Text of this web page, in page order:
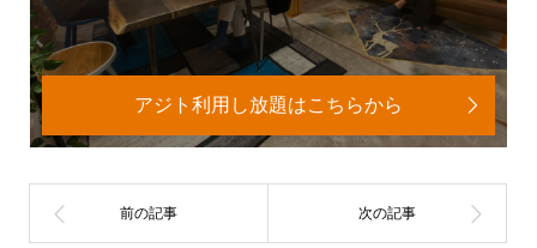
アジト利用し放題はこちらから